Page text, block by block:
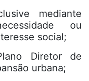
mediante
ou
social;
Diretor de
urbana;